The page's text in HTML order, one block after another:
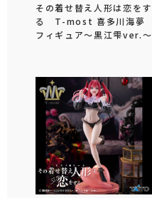
その着せ替え人形は恋をす
る T-most 喜多川海夢
フィギュア～黒江雫ver.～